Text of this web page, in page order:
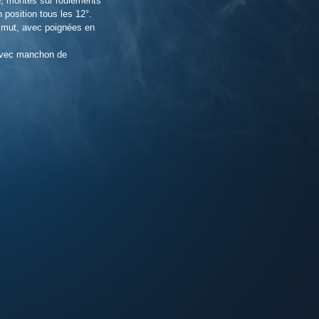
tous les 12°.
avec poignées en
manchon de